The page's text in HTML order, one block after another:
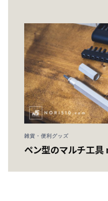
雑貨・便利グッズ
ペン型のマルチ工